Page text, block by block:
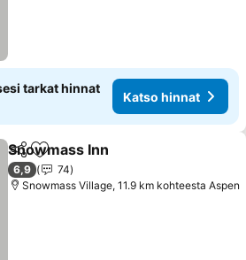
tarkat hinnat
Katso hinnat
Jaa Lisää suosikkeihin
Snowmass Inn
6,9
74
Snowmass Village, 11.9 km kohteesta Aspen